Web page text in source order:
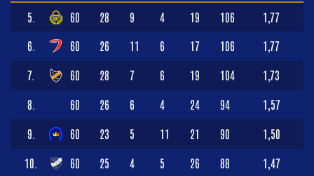
5. 60 28 9 4 19 106 1,77
6. 60 26 11 6 17 106 1,77
7. 60 28 7 6 19 104 1,73
8. 60 26 6 4 24 94 1,57
9. 60 23 5 11 21 90 1,50
10. 60 25 4 5 26 88 1,47